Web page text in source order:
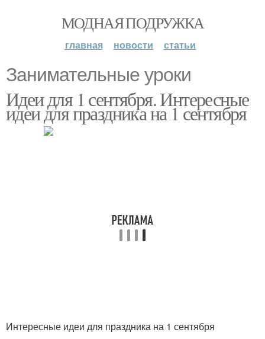
МОДНАЯ ПОДРУЖКА
главная новости статьи
Занимательные уроки
Идеи для 1 сентября. Интересные
идеи для праздника на 1 сентября
Интересные идеи для праздника на 1 сентября